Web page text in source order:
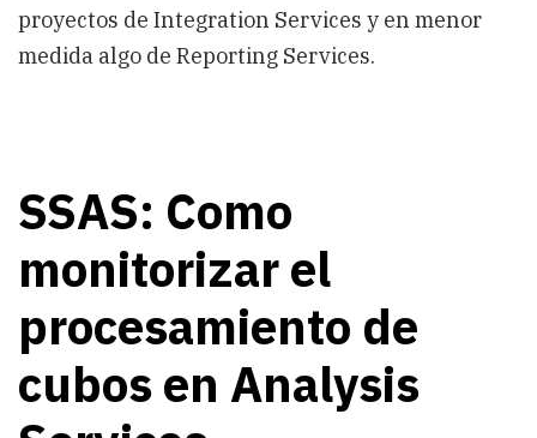
proyectos de Integration Services y en menor
medida algo de Reporting Services.
SSAS: Como
monitorizar el
procesamiento de
cubos en Analysis